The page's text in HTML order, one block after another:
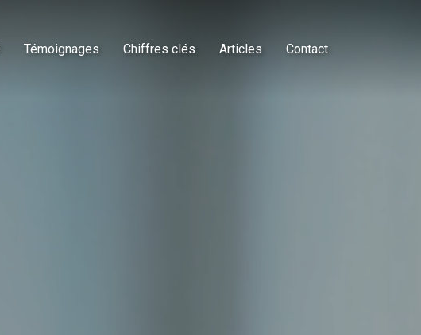
Témoignages Chiffres clés Articles Contact